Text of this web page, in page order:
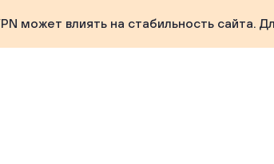
может влиять на стабильность сайта.